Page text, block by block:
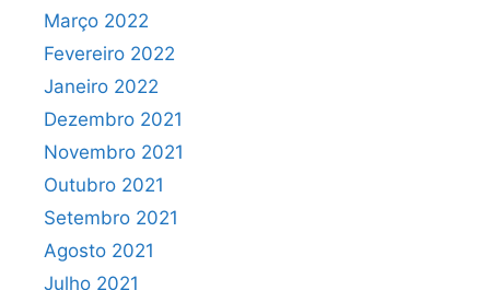
Março 2022
Fevereiro 2022
Janeiro 2022
Dezembro 2021
Novembro 2021
Outubro 2021
Setembro 2021
Agosto 2021
Julho 2021